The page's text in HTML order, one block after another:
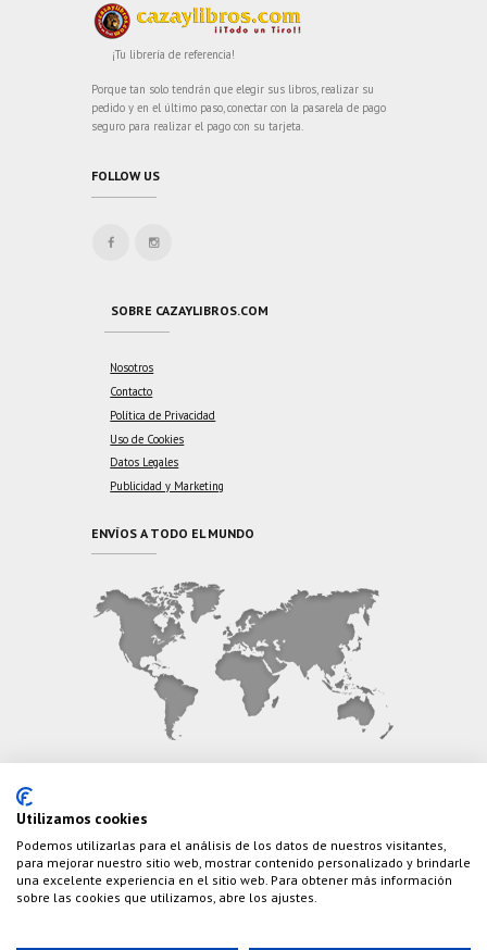
¡Tu librería de referencia!
Porque tan solo tendrán que elegir sus libros, realizar su
pedido y en el último paso, conectar con la pasarela de pago
seguro para realizar el pago con su tarjeta.
FOLLOW US
SOBRE CAZAYLIBROS.COM
Nosotros
Contacto
Política de Privacidad
Uso de Cookies
Datos Legales
Publicidad y Marketing
ENVÍOS A TODO EL MUNDO
Teléfono: (+34) 626 495 499
E-Mail: info@cazaylibros.com
Utilizamos cookies
Podemos utilizarlas para el análisis de los datos de nuestros visitantes,
para mejorar nuestro sitio web, mostrar contenido personalizado y brindarle
una excelente experiencia en el sitio web. Para obtener más información
sobre las cookies que utilizamos, abre los ajustes.